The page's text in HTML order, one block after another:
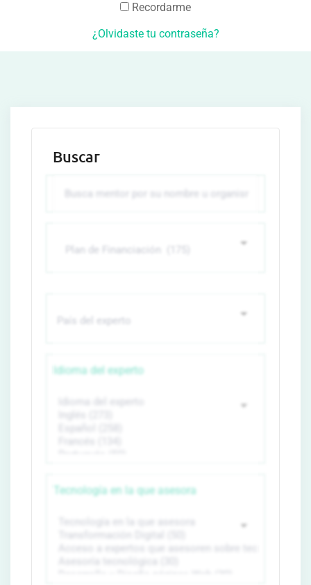
Recordarme
¿Olvidaste tu contraseña?
Buscar
Idioma del experto
Tecnología en la que asesora